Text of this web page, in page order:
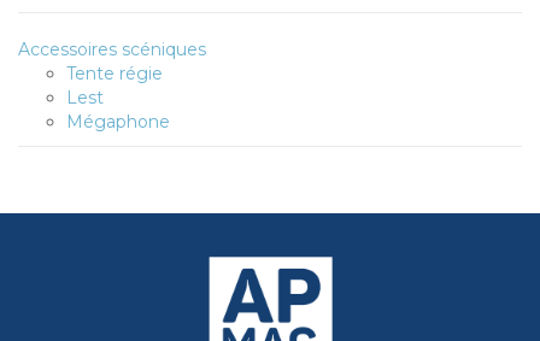
Accessoires scéniques
Tente régie
Lest
Mégaphone